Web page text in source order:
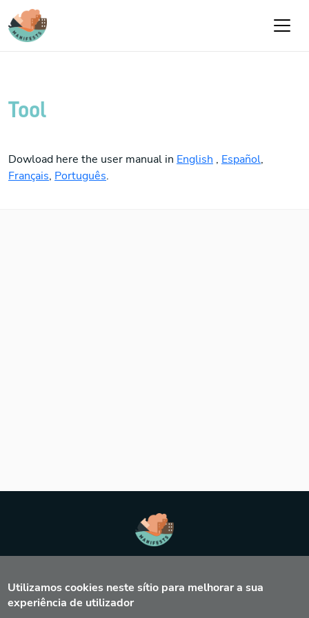
Passar para o conteúdo principal
Tool
Dowload here the user manual in English , Español,
Français, Português.
INFORMAÇÃO PRINCÍPIOS BÁSICOS
Utilizamos cookies neste sítio para melhorar a sua
experiência de utilizador